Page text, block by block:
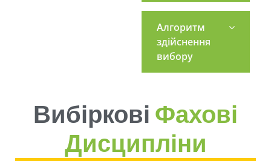
Алгоритм
здійснення
вибору
ВибірковіФахові
Дисципліни